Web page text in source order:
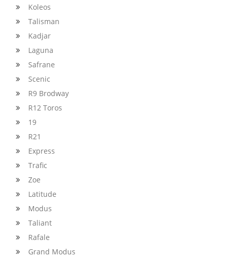
Koleos
Talisman
Kadjar
Laguna
Safrane
Scenic
R9 Brodway
R12 Toros
19
R21
Express
Trafic
Zoe
Latitude
Modus
Taliant
Rafale
Grand Modus